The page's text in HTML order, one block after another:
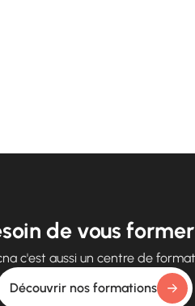
de vous
c'est aussi un centre de
Découvrir nos formations